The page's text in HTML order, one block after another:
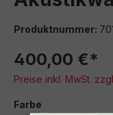
Produktnummer:
400,00 €*
Preise inkl. MwSt.
Farbe